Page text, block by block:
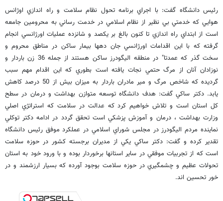
رئيس دانشگاه گفت: با اجراي برنامه تحول نظام سلامت و راه اندازي اوژانس
هوايي كه خدمتي بي نظير از نظام اسلامي در خدمت رساني به محرومين جامعه
است از ابتداي راه اندازي تا كنون بالغ بر يكصد و شانزده عمليات اورژانسي انجام
گرفته كه با اين اقدامات اورژانسي جان دهها بيمار ساكن در مناطق محروم و
سخت گذر كه عمدتا" در منطقه اليگودرز ساكن هستند از جمله 36 زن باردار و
نوزادان آنان از مرگ حتمي نجات يافته است بطوري كه اين اقدام مهم سبب
گرديده كه شاخص مرگ و مير مادران باردار به ميزان بيش از 50 درصد كاهش
يابد. دكتر ساكي گفت: هدف دانشگاه توسعه متوازن بهداشت و درمان در سطح
كل استان است و تلاش خواهيم كرد كه عدالت در سلامت كه استراتژي اصلي
وزارت بهداشت ، درمان و آموزش پزشكي است تحقق گردد در ادامه دكتر توكلي
نماينده مردم اليگودرز در مجلس شوراي اسلامي در عملكرد موفق رئيس دانشگاه
تقدير كرده و گفت: دكتر ساكي يكي از مديران برجسته كشور در حوزه سلامت
است كه از تجربيات موفقي در ساير استانها برخوردار بوده و با ورود خود به استان
تحولات عظيم و چشمگيري در حوزه سلامت بوجود آورده كه بسيار ارزشمند و در
خور تحسين اند.